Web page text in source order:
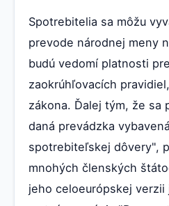
Spotrebitelia sa môžu
prevode národnej meny
budú vedomí platnosti
zaokrúhľovacích
zákona. Ďalej tým, že sa
daná prevádzka
spotrebiteľskej dôvery",
mnohých členských
jeho celoeurópskej verzii